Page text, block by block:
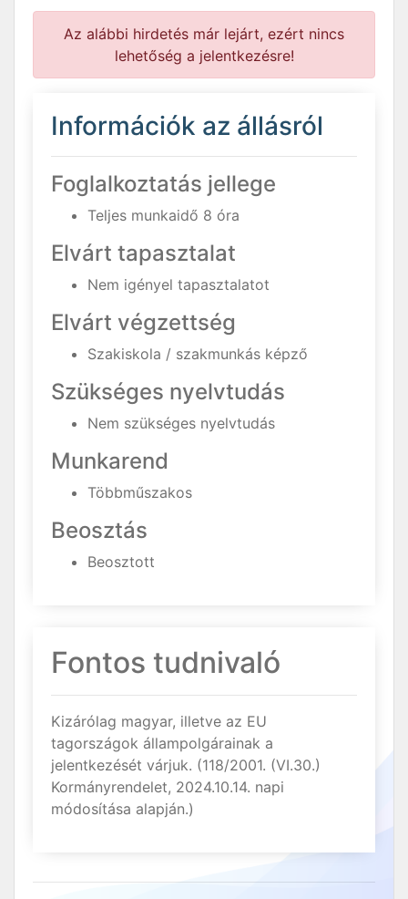
Az alábbi hirdetés már lejárt, ezért nincs
lehetőség a jelentkezésre!
Információk az állásról
Foglalkoztatás jellege
Teljes munkaidő 8 óra
Elvárt tapasztalat
Nem igényel tapasztalatot
Elvárt végzettség
Szakiskola / szakmunkás képző
Szükséges nyelvtudás
Nem szükséges nyelvtudás
Munkarend
Többműszakos
Beosztás
Beosztott
Fontos tudnivaló
Kizárólag magyar, illetve az EU
tagországok állampolgárainak a
jelentkezését várjuk. (118/2001. (VI.30.)
Kormányrendelet, 2024.10.14. napi
módosítása alapján.)